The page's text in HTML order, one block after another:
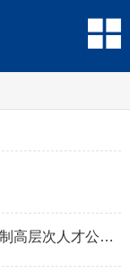
海南师范大学2026年公开考核招聘事业编制高层次人才公告（80名）